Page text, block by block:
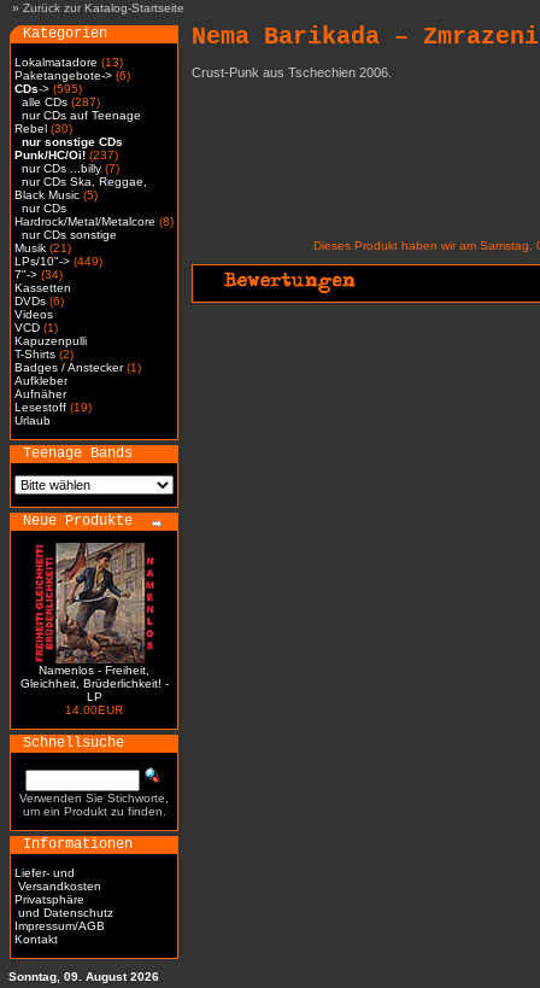
» Zurück zur Katalog-Startseite
Kategorien
Lokalmatadore (13)
Paketangebote-> (6)
CDs-> (595)
alle CDs (287)
nur CDs auf Teenage
Rebel (30)
nur sonstige CDs
Punk/HC/Oi! (237)
nur CDs ...billy (7)
nur CDs Ska, Reggae,
Black Music (5)
nur CDs
Hardrock/Metal/Metalcore (8)
nur CDs sonstige
Musik (21)
LPs/10"-> (449)
7"-> (34)
Kassetten
DVDs (6)
Videos
VCD (1)
Kapuzenpulli
T-Shirts (2)
Badges / Anstecker(1)
Aufkleber
Aufnäher
Lesestoff (19)
Urlaub
Teenage Bands
Neue Produkte
Namenlos - Freiheit,
Gleichheit, Brüderlichkeit! -
LP
14.00EUR
Schnellsuche
Verwenden Sie Stichworte,
um ein Produkt zu finden.
Informationen
Liefer- und
Versandkosten
Privatsphäre
und Datenschutz
Impressum/AGB
Kontakt
Nema Barikada –
Crust-Punk aus Tschechien 2006.
Dieses Produkt haben wir am
Sonntag, 09. August 2026